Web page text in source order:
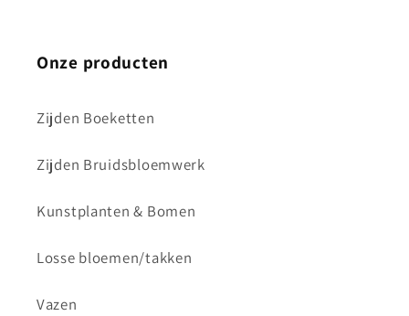
Onze producten
Zijden Boeketten
Zijden Bruidsbloemwerk
Kunstplanten & Bomen
Losse bloemen/takken
Vazen